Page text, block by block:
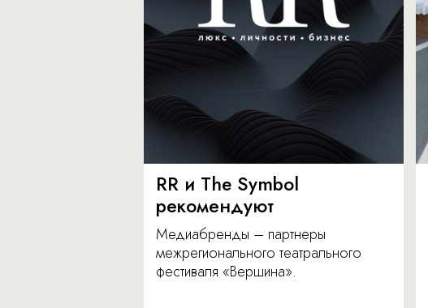
RR и The Symbol
рекомендуют
Медиабренды – партнеры
межрегионального театрального
фестиваля «Вершина».